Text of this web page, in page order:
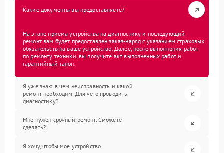
Какие документы вы предоставляете?
На этапе приема устройства на диагностику и последующий
ремонт вам будет предоставлен заказ-наряд с указанием страховых
обязательств на ваше устройство. Далее, после выполнения работ
по ремонту техники, вы получите акт выполненных работ и
гарантийный талон.
Я уже знаю в чем неисправность и какой
ремонт необходим. Для чего проводить
диагностику?
Мне нужен срочный ремонт. Сможете
сделать?
Я хочу, чтобы мое устройство